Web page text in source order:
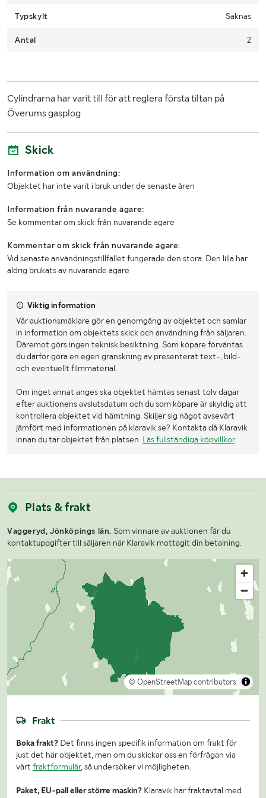
Typskylt Saknas
Antal 2
Cylindrarna har varit till för att reglera första tiltan på
Överums gasplog
Skick
Information om användning:
Objektet har inte varit i bruk under de senaste åren
Information från nuvarande ägare:
Se kommentar om skick från nuvarande ägare
Kommentar om skick från nuvarande ägare:
Vid senaste användningstillfället fungerade den stora. Den lilla har
aldrig brukats av nuvarande ägare
Viktig information
Vår auktionsmäklare gör en genomgång av objektet och samlar
in information om objektets skick och användning från säljaren.
Däremot görs ingen teknisk besiktning. Som köpare förväntas
du därför göra en egen granskning av presenterat text-, bild-
och eventuellt filmmaterial.
Om inget annat anges ska objektet hämtas senast tolv dagar
efter auktionens avslutsdatum och du som köpare är skyldig att
kontrollera objektet vid hämtning. Skiljer sig något avsevärt
jämfört med informationen på klaravik.se? Kontakta då Klaravik
innan du tar objektet från platsen. Läs fullständiga köpvillkor.
Plats & frakt
Vaggeryd, Jönköpings län. Som vinnare av auktionen får du
kontaktuppgifter till säljaren när Klaravik mottagit din betalning.
© OpenStreetMap contributors
Frakt
Boka frakt? Det finns ingen specifik information om frakt för
just det här objektet, men om du skickar oss en förfrågan via
vårt fraktformulär, så undersöker vi möjligheten.
Paket, EU-pall eller större maskin? Klaravik har fraktavtal med